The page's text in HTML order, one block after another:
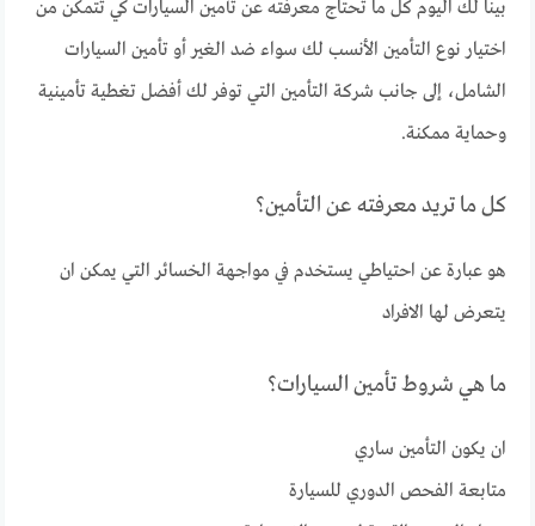
بينا لك اليوم كل ما تحتاج معرفته عن تأمين السيارات كي تتمكن من
اختيار نوع التأمين الأنسب لك سواء ضد الغير أو تأمين السيارات
الشامل، إلى جانب شركة التأمين التي توفر لك أفضل تغطية تأمينية
وحماية ممكنة.
كل ما تريد معرفته عن التأمين؟
هو عبارة عن احتياطي يستخدم في مواجهة الخسائر التي يمكن ان
يتعرض لها الافراد
ما هي شروط تأمين السيارات؟
ان يكون التأمين ساري
متابعة الفحص الدوري للسيارة